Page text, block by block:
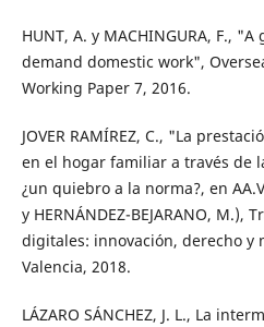
HUNT, A. y MACHINGURA, F.,
demand domestic work",
Working Paper 7, 2016.
JOVER RAMÍREZ, C., "La
en el hogar familiar a través de
¿un quiebro a la norma?, en
y HERNÁNDEZ-BEJARANO, M.),
digitales: innovación, derecho y
Valencia, 2018.
LÁZARO SÁNCHEZ, J. L., La